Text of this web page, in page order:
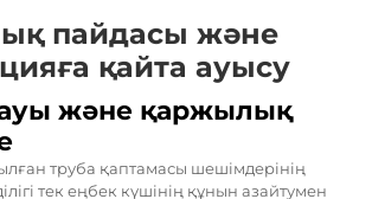
пайдасы және
қайта ауысу
және қаржылық
труба қаптамасы шешімдерінің
тек еңбек күшінің құнын азайтумен